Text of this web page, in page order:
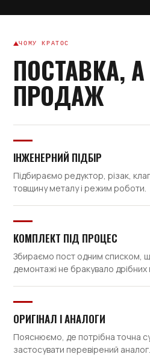
ЧОМУ КРАТОС
ПОСТАВКА,
ПРОДАЖ
ІНЖЕНЕРНИЙ ПІДБІР
Підбираємо редуктор, різак,
товщину металу і режим роботи.
КОМПЛЕКТ ПІД ПРОЦЕС
Збираємо пост одним списком,
демонтажі не бракувало дрібних
ОРИГІНАЛ І АНАЛОГИ
Пояснюємо, де потрібна точна
застосувати перевірений аналог.